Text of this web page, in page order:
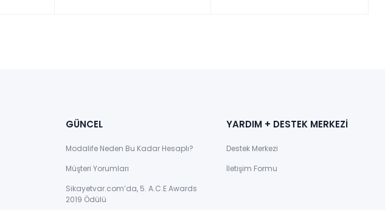
GÜNCEL
Modalife Neden Bu Kadar Hesaplı?
Müşteri Yorumları
Sikayetvar.com’da, 5. A.C.E Awards
2019 Ödülü
YARDIM + DESTEK MERKEZİ
Destek Merkezi
İletişim Formu